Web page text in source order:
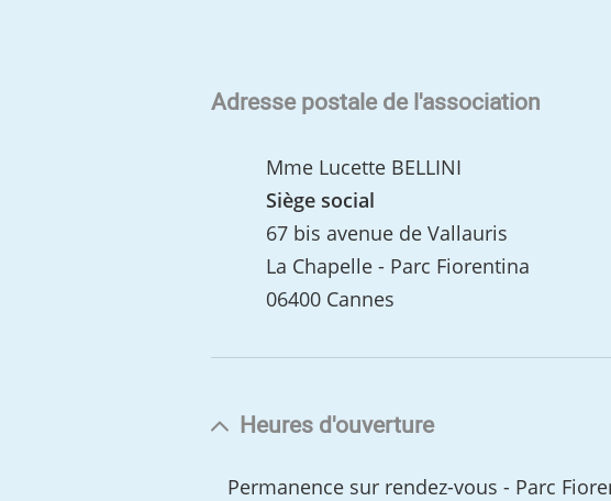
Adresse postale de l'association
Mme Lucette BELLINI
Siège social
67 bis avenue de Vallauris
La Chapelle - Parc Fiorentina
06400 Cannes
Heures d'ouverture
Permanence sur rendez-vous - Parc